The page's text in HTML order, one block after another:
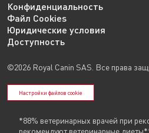
Конфиденциальность
Файл Cookies
Юридические условия
Доступность
©2026 Royal Canin SAS. Все права
Настройки файлов cookie
*88% ветеринарных врачей при